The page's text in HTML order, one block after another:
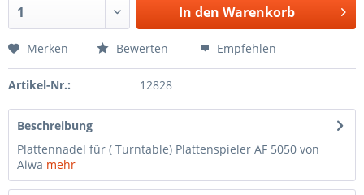
In den Warenkorb
Merken Bewerten Empfehlen
Artikel-Nr.: 12828
Beschreibung
Plattennadel für ( Turntable) Plattenspieler AF 5050 von
Aiwa mehr